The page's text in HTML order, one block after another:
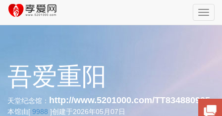
吾爱重阳
天堂纪念馆： http://www.5201000.com/TT834880995
本馆由[ 9988 ]创建于2026年05月07日